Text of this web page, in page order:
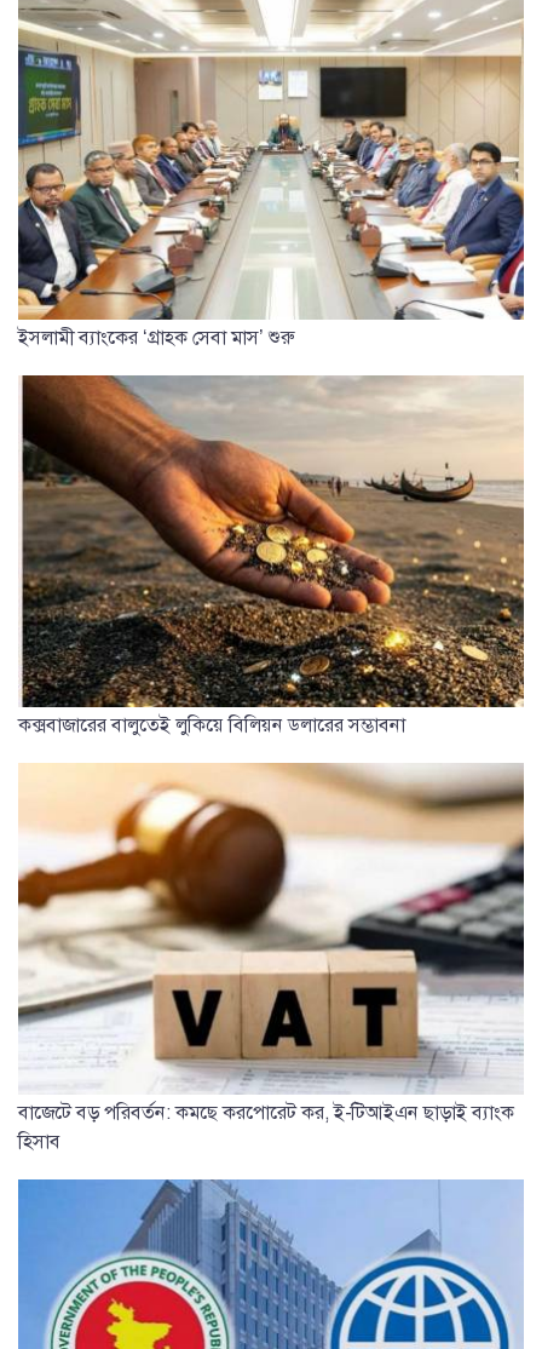
ইসলামী ব্যাংকের ‘গ্রাহক সেবা মাস’ শুরু
কক্সবাজারের বালুতেই লুকিয়ে বিলিয়ন ডলারের সম্ভাবনা
বাজেটে বড় পরিবর্তন: কমছে করপোরেট কর, ই-টিআইএন ছাড়াই ব্যাংক
হিসাব